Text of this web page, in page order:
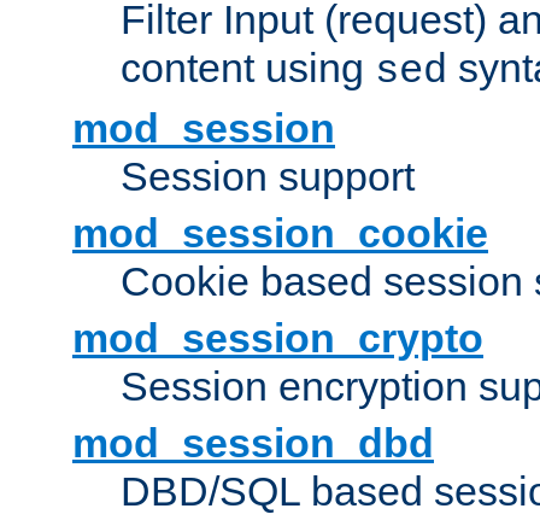
Filter Input (request)
content using sed
mod_session
Session support
mod_session_cookie
Cookie based session
mod_session_crypto
Session encryption
mod_session_dbd
DBD/SQL based